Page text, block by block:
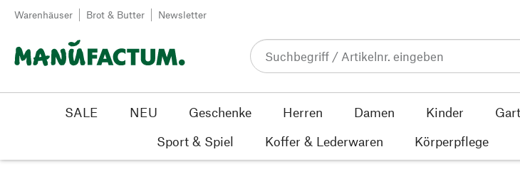
Zum Inhalt springen
Warenhäuser Brot & Butter Newsletter
SALE NEU Geschenke Herren Damen Kinder
Sport & Spiel
Koffer & Lederwaren Körperpflege